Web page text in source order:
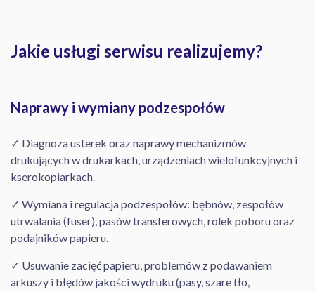
Jakie usługi serwisu realizujemy?
Naprawy i wymiany podzespołów
✓ Diagnoza usterek oraz naprawy mechanizmów
drukujących w drukarkach, urządzeniach wielofunkcyjnych i
kserokopiarkach.
✓ Wymiana i regulacja podzespołów: bębnów, zespołów
utrwalania (fuser), pasów transferowych, rolek poboru oraz
podajników papieru.
✓ Usuwanie zacięć papieru, problemów z podawaniem
arkuszy i błędów jakości wydruku (pasy, szare tło,